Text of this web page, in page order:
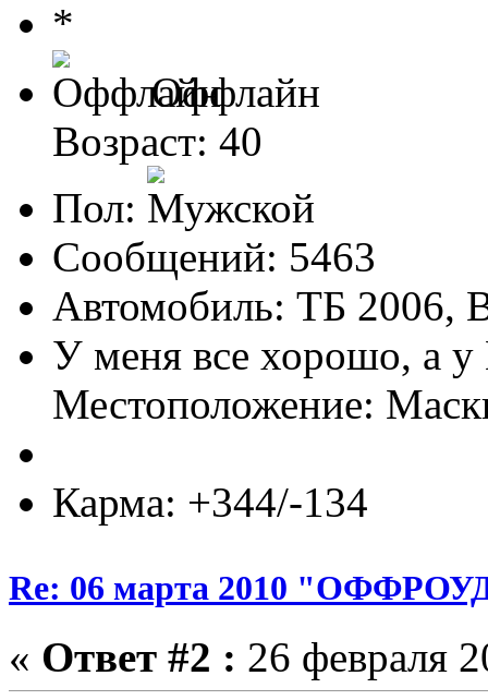
Оффлайн
Возраст: 40
Пол:
Сообщений: 5463
Автомобиль: ТБ 2006,
У меня все хорошо, а у
Местоположение:
Карма: +344/-134
Re: 06 марта 2010
« Ответ #2 : 26 февраля